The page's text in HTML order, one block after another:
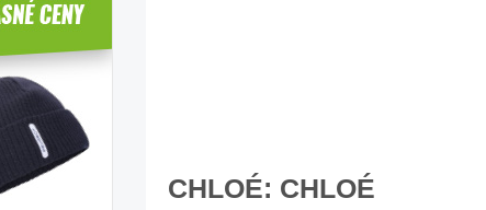
CHLOÉ: CHLOÉ